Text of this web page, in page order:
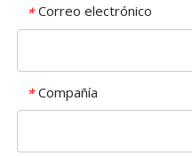
* Correo electrónico
* Compañía